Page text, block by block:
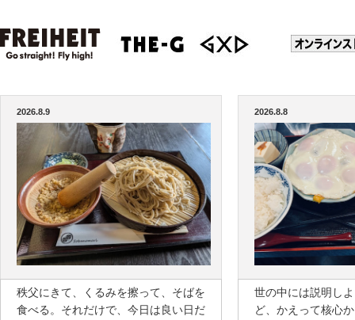
2026.8.9
秩父にきて、くるみを擦って、そばを
食べる。それだけで、今日は良い日だ
2026.8.8
世の中には説明し
ど、かえって核心